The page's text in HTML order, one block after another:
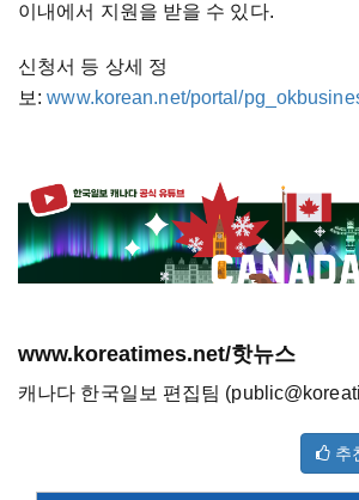
이내에서 지원을 받을 수 있다.
신청서 등 상세 정
보:www.korean.net/portal/
www.koreatimes.net/핫뉴스
캐나다 한국일보 편집팀
추